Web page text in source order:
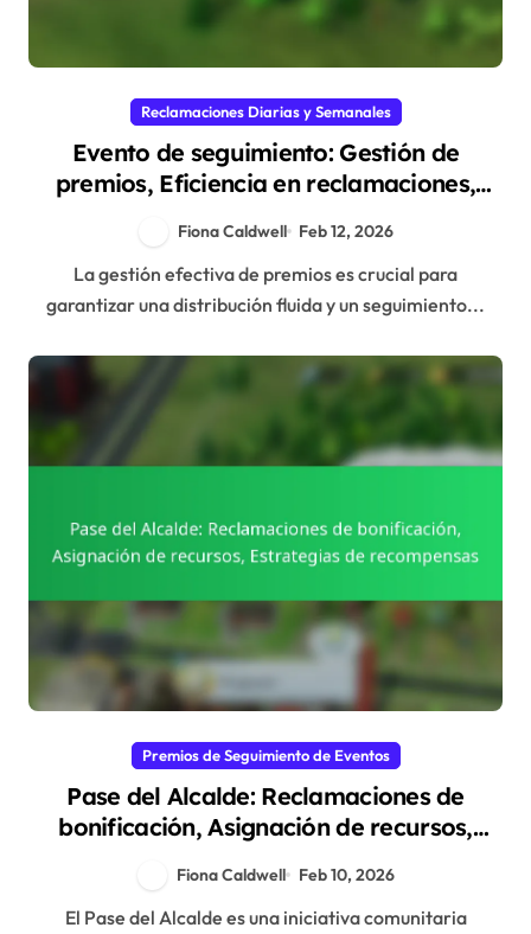
Reclamaciones Diarias y Semanales
Evento de seguimiento: Gestión de
premios, Eficiencia en reclamaciones,
Fiona Caldwell Feb 12, 2026
La gestión efectiva de premios es crucial para
garantizar una distribución fluida y un seguimiento...
Premios de Seguimiento de Eventos
Pase del Alcalde: Reclamaciones de
bonificación, Asignación de recursos,
Fiona Caldwell Feb 10, 2026
El Pase del Alcalde es una iniciativa comunitaria